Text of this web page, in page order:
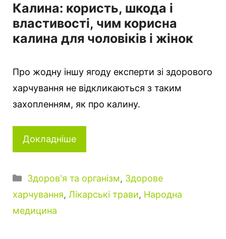
Калина: користь, шкода і
властивості, чим корисна
калина для чоловіків і жінок
Про жодну іншу ягоду експерти зі здорового
харчування не відкликаються з таким
захопленням, як про калину.
Докладніше
Категорії
Здоров'я та організм, Здорове
харчування, Лікарські трави, Народна
медицина